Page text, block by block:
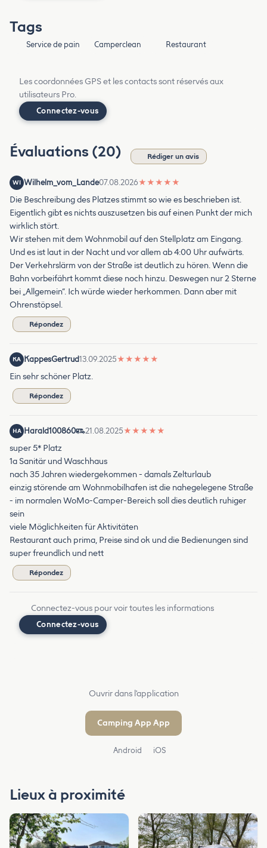
Tags
Service de pain Camperclean Restaurant
Les coordonnées GPS et les contacts sont réservés aux
utilisateurs Pro.
Connectez-vous
Évaluations (20) Rédiger un avis
WI Wilhelm_vom_Lande07.08.2026★ ★ ★ ★ ★
Die Beschreibung des Platzes stimmt so wie es beschrieben ist.
Eigentlich gibt es nichts auszusetzen bis auf einen Punkt der mich
wirklich stört.
Wir stehen mit dem Wohnmobil auf den Stellplatz am Eingang.
Und es ist laut in der Nacht und vor allem ab 4:00 Uhr aufwärts.
Der Verkehrslärm von der Straße ist deutlich zu hören. Wenn die
Bahn vorbeifährt kommt diese noch hinzu. Deswegen nur 2 Sterne
bei „Allgemein“. Ich würde wieder herkommen. Dann aber mit
Ohrenstöpsel.
Répondez
KA KappesGertrud13.09.2025★ ★ ★ ★ ★
Ein sehr schöner Platz.
Répondez
HA Harald100860 21.08.2025★ ★ ★ ★ ★
super 5* Platz
1a Sanitär und Waschhaus
nach 35 Jahren wiedergekommen - damals Zelturlaub
einzig störende am Wohnmobilhafen ist die nahegelegene Straße
- im normalen WoMo-Camper-Bereich soll dies deutlich ruhiger
sein
viele Möglichkeiten für Aktivitäten
Restaurant auch prima, Preise sind ok und die Bedienungen sind
super freundlich und nett
Répondez
Connectez-vous pour voir toutes les informations
Connectez-vous
Ouvrir dans l'application
Camping App App
Android iOS
Lieux à proximité